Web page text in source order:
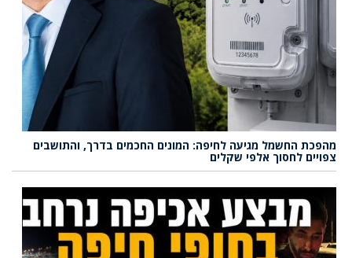
מהפכת החשמל מגיעה לחיפה: המונים החכמים בדרך, והתושבים
צפויים לחסוך אלפי שקלים